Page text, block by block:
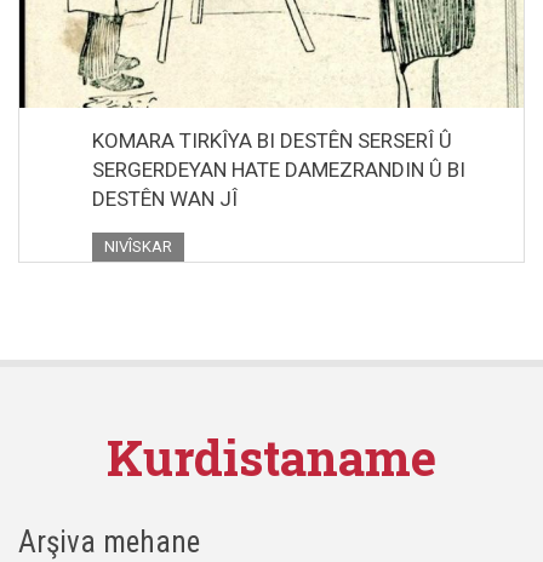
KOMARA TIRKÎYA BI DESTÊN SERSERÎ Û
SERGERDEYAN HATE DAMEZRANDIN Û BI
DESTÊN WAN JÎ
NIVÎSKAR
Kurdistaname
Arşiva mehane